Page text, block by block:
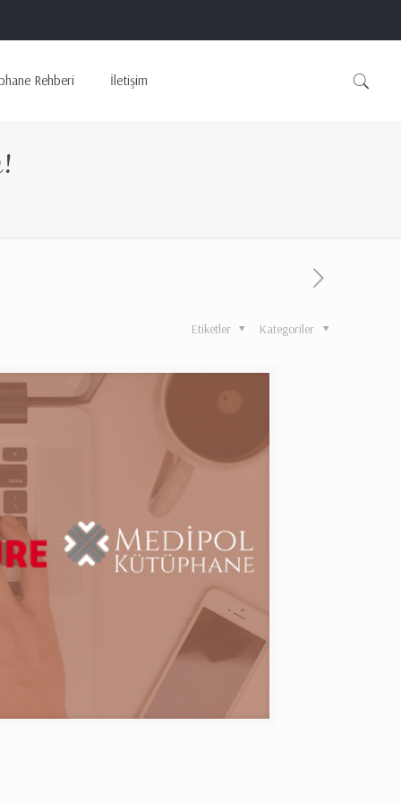
Rehberi İletişim
Kategoriler
Etiketler